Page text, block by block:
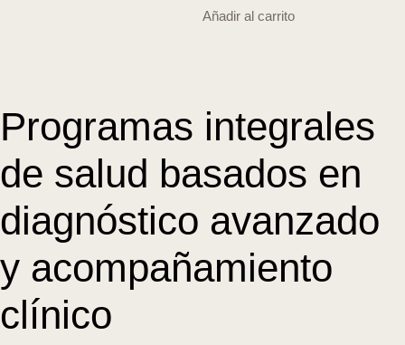
Añadir al carrito
Programas integrales
de salud basados en
diagnóstico avanzado
y acompañamiento
clínico